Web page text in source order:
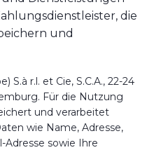
die
und
S.à r.l. et Cie, S.C.A., 22-24
Für die Nutzung
und verarbeitet
wie Name, Adresse,
Adresse sowie Ihre